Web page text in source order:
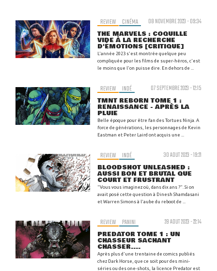
REVIEW CINÉMA 08 NOVEMBRE 2023 - 09:34
THE MARVELS : COQUILLE
VIDE À LA RECHERCHE
D'ÉMOTIONS [CRITIQUE]
L'année 2023 s'est montrée quelque peu
compliquée pour les films de super-héros, c'est
le moins que l'on puisse dire. En dehors de ...
REVIEW INDÉ 07 SEPTEMBRE 2023 - 12:15
TMNT REBORN TOME 1 :
RENAISSANCE - APRÈS LA
PLUIE
Belle époque pour être fan des Tortues Ninja. A
force de générations, les personnages de Kevin
Eastman et Peter Laird ont acquis une ...
REVIEW INDÉ 30 AOUT 2023 - 19:21
BLOODSHOT UNLEASHED :
AUSSI BON ET BRUTAL QUE
COURT ET FRUSTRANT
"Vous vous imaginez où, dans dix ans ?". Si on
avait posé cette question à Dinesh Shamdasani
et Warren Simons à l'aube du reboot de ...
REVIEW PANINI 28 AOUT 2023 - 22:14
PREDATOR TOME 1 : UN
CHASSEUR SACHANT
CHASSER....
Après plus d'une trentaine de comics publiés
chez Dark Horse, que ce soit pour des mini-
séries ou des one-shots, la licence Predator est